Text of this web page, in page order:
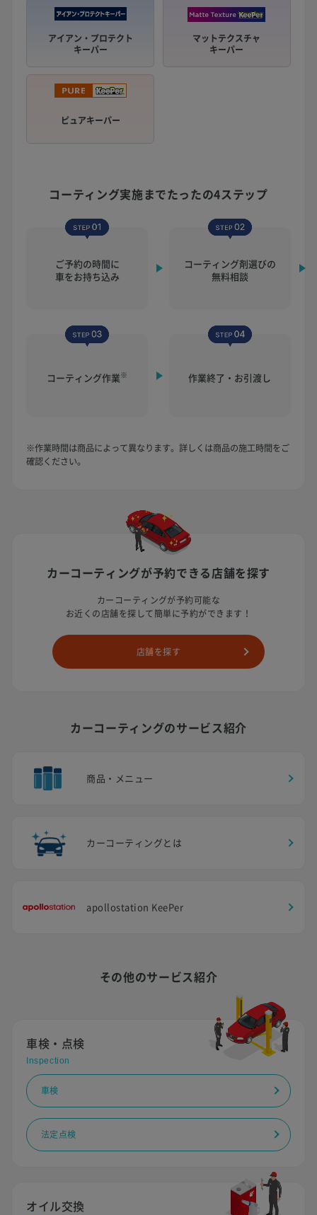
アイアン・プロテクト
キーパー
マットテクスチャ
キーパー
ピュアキーパー
コーティング実施までたったの4ステップ
ご予約の時間に
車をお持ち込み
コーティング剤選びの
無料相談
コーティング作業※ 作業終了・お引渡し
※作業時間は商品によって異なります。詳しくは商品の施工時間をご
確認ください。
カーコーティングが予約できる店舗を探す
カーコーティングが予約可能な
お近くの店舗を探して簡単に予約ができます！
店舗を探す
カーコーティングのサービス紹介
商品・メニュー
カーコーティングとは
apollostation KeePer
その他のサービス紹介
車検・点検
Inspection
車検
法定点検
オイル交換